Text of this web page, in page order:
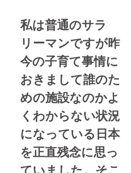
私は普通のサラ
リーマンですが昨
今の子育て事情に
おきまして誰のた
めの施設なのかよ
くわからない状況
になっている日本
を正直残念に思っ
ていました。そこ